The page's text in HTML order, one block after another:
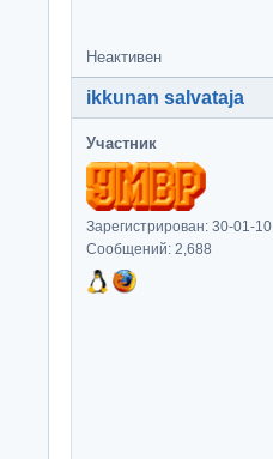
Неактивен
ikkunan salvataja
Участник
Зарегистрирован: 30-01-10
Сообщений: 2,688